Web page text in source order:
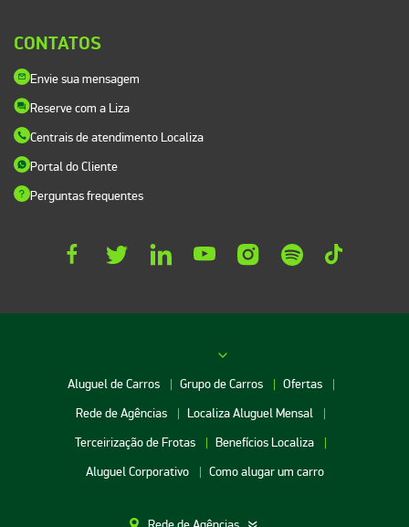
CONTATOS
Envie sua mensagem
Reserve com a Liza
Centrais de atendimento Localiza
Portal do Cliente
Perguntas frequentes
Aluguel de Carros Grupo de Carros
Ofertas
Rede de Agências
Localiza Aluguel Mensal
Terceirização de Frotas
Benefícios Localiza
Aluguel Corporativo
Como alugar um carro